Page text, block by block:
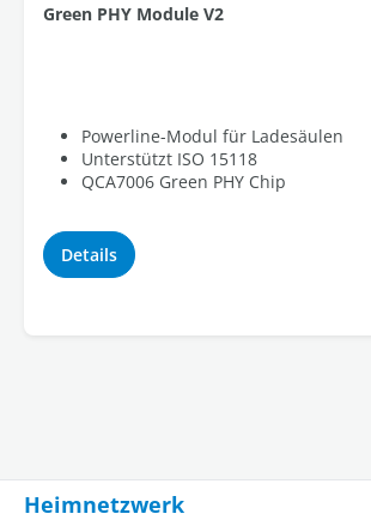
Green PHY Module V2
Powerline-Modul für Ladesäulen
Unterstützt ISO 15118
QCA7006 Green PHY Chip
Details
Heimnetzwerk